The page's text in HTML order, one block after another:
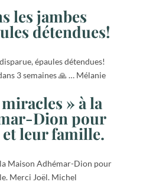
les jambes
détendues!
épaules détendues!
3 semaines 🙏 … Mélanie
» à la
Dion pour
leur famille.
la Maison Adhémar-Dion pour
Merci Joël. Michel